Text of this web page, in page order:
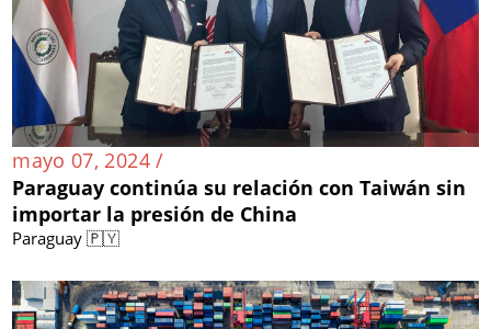
mayo 07, 2024 /
Paraguay continúa su relación con Taiwán sin
importar la presión de China
Paraguay 🇵🇾